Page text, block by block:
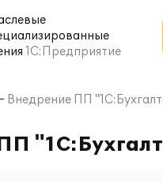
1С:Предприятие
Внедрение ПП